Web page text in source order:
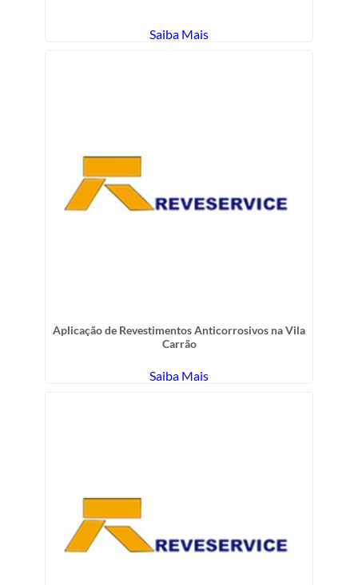
Saiba Mais
Aplicação de Revestimentos Anticorrosivos na Vila
Carrão
Saiba Mais